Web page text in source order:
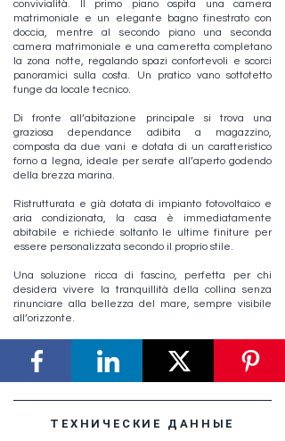
convivialità. Il primo piano ospita una camera
matrimoniale e un elegante bagno finestrato con
doccia, mentre al secondo piano una seconda
camera matrimoniale e una cameretta completano
la zona notte, regalando spazi confortevoli e scorci
panoramici sulla costa. Un pratico vano sottotetto
funge da locale tecnico.
Di fronte all’abitazione principale si trova una
graziosa dependance adibita a magazzino,
composta da due vani e dotata di un caratteristico
forno a legna, ideale per serate all’aperto godendo
della brezza marina.
Ristrutturata e già dotata di impianto fotovoltaico e
aria condizionata, la casa è immediatamente
abitabile e richiede soltanto le ultime finiture per
essere personalizzata secondo il proprio stile.
Una soluzione ricca di fascino, perfetta per chi
desidera vivere la tranquillità della collina senza
rinunciare alla bellezza del mare, sempre visibile
all’orizzonte.
ТЕХНИЧЕСКИЕ ДАННЫЕ